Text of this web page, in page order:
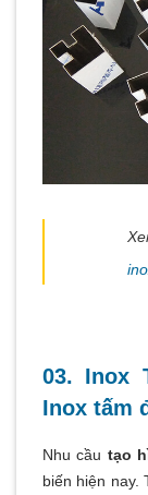
03. Inox
Inox tấm
Nhu cầu tạo
biến hiện nay.